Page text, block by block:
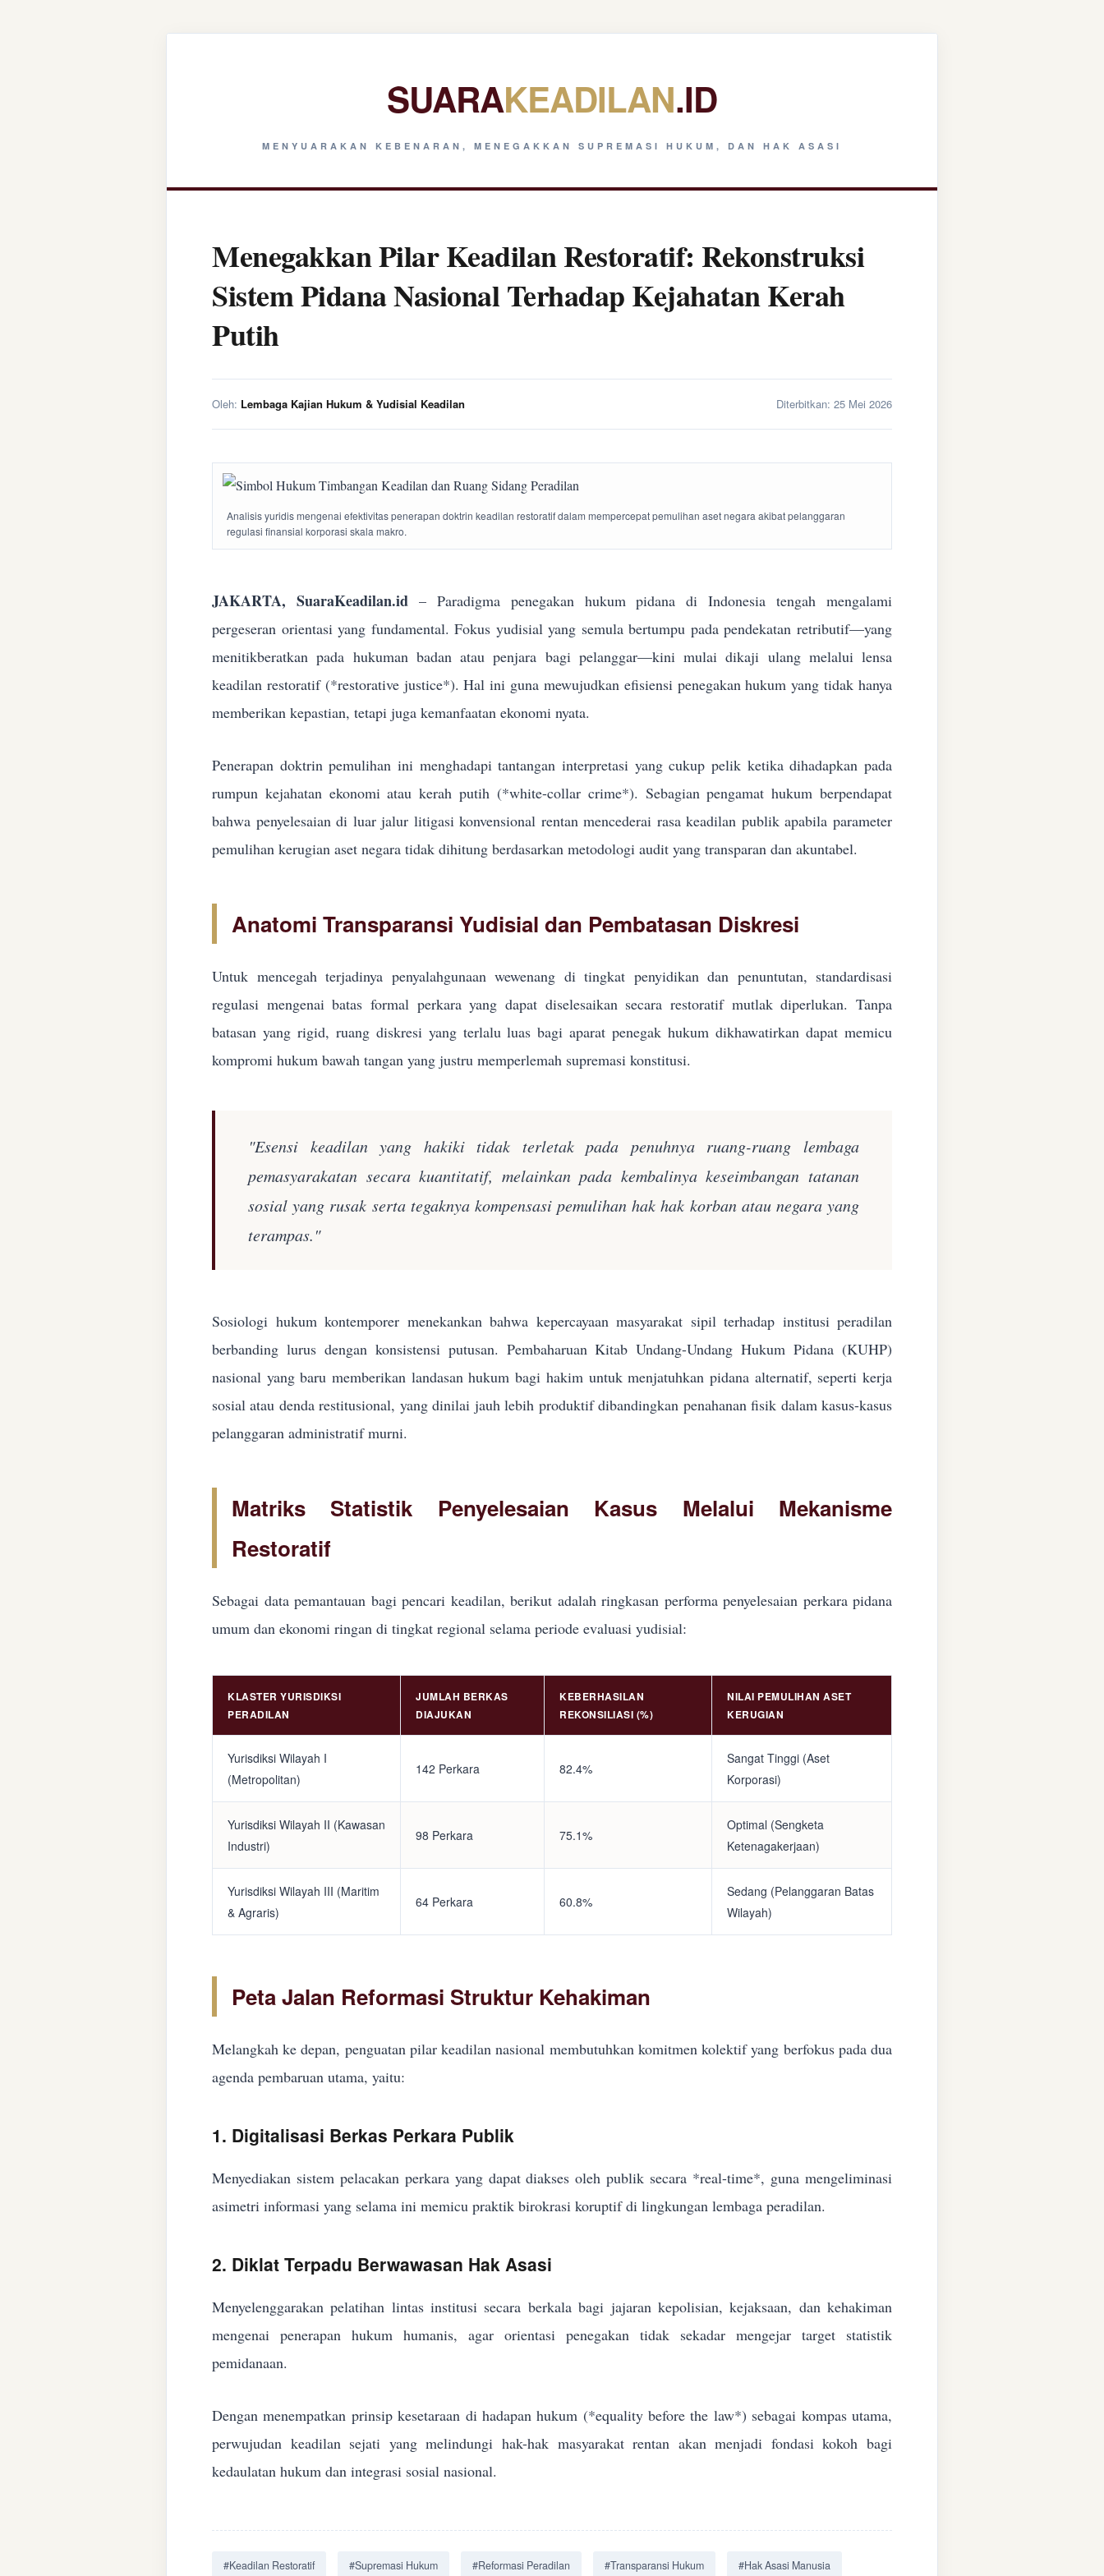
SUARAKEADILAN.ID
MENYUARAKAN KEBENARAN, MENEGAKKAN SUPREMASI HUKUM, DAN HAK ASASI
Menegakkan Pilar Keadilan Restoratif: Rekonstruksi
Sistem Pidana Nasional Terhadap Kejahatan Kerah
Putih
Oleh: Lembaga Kajian Hukum & Yudisial Keadilan Diterbitkan: 25 Mei 2026
Analisis yuridis mengenai efektivitas penerapan doktrin keadilan restoratif dalam mempercepat pemulihan aset negara akibat pelanggaran
regulasi finansial korporasi skala makro.
JAKARTA, SuaraKeadilan.id– Paradigma penegakan hukum pidana di Indonesia tengah mengalami
pergeseran orientasi yang fundamental. Fokus yudisial yang semula bertumpu pada pendekatan retributif—yang
menitikberatkan pada hukuman badan atau penjara bagi pelanggar—kini mulai dikaji ulang melalui lensa
keadilan restoratif (*restorative justice*). Hal ini guna mewujudkan efisiensi penegakan hukum yang tidak hanya
memberikan kepastian, tetapi juga kemanfaatan ekonomi nyata.
Penerapan doktrin pemulihan ini menghadapi tantangan interpretasi yang cukup pelik ketika dihadapkan pada
rumpun kejahatan ekonomi atau kerah putih (*white-collar crime*). Sebagian pengamat hukum berpendapat
bahwa penyelesaian di luar jalur litigasi konvensional rentan mencederai rasa keadilan publik apabila parameter
pemulihan kerugian aset negara tidak dihitung berdasarkan metodologi audit yang transparan dan akuntabel.
Anatomi Transparansi Yudisial dan Pembatasan Diskresi
Untuk mencegah terjadinya penyalahgunaan wewenang di tingkat penyidikan dan penuntutan, standardisasi
regulasi mengenai batas formal perkara yang dapat diselesaikan secara restoratif mutlak diperlukan. Tanpa
batasan yang rigid, ruang diskresi yang terlalu luas bagi aparat penegak hukum dikhawatirkan dapat memicu
kompromi hukum bawah tangan yang justru memperlemah supremasi konstitusi.
"Esensi keadilan yang hakiki tidak terletak pada penuhnya ruang-ruang lembaga
pemasyarakatan secara kuantitatif, melainkan pada kembalinya keseimbangan tatanan
sosial yang rusak serta tegaknya kompensasi pemulihan hak hak korban atau negara yang
terampas."
Sosiologi hukum kontemporer menekankan bahwa kepercayaan masyarakat sipil terhadap institusi peradilan
berbanding lurus dengan konsistensi putusan. Pembaharuan Kitab Undang-Undang Hukum Pidana (KUHP)
nasional yang baru memberikan landasan hukum bagi hakim untuk menjatuhkan pidana alternatif, seperti kerja
sosial atau denda restitusional, yang dinilai jauh lebih produktif dibandingkan penahanan fisik dalam kasus-kasus
pelanggaran administratif murni.
Matriks Statistik Penyelesaian Kasus Melalui Mekanisme
Restoratif
Sebagai data pemantauan bagi pencari keadilan, berikut adalah ringkasan performa penyelesaian perkara pidana
umum dan ekonomi ringan di tingkat regional selama periode evaluasi yudisial:
KLASTER YURISDIKSI
PERADILAN
JUMLAH BERKAS
DIAJUKAN
KEBERHASILAN
REKONSILIASI (%)
NILAI PEMULIHAN ASET
KERUGIAN
Yurisdiksi Wilayah I
(Metropolitan)
142 Perkara 82.4%
Sangat Tinggi (Aset
Korporasi)
Yurisdiksi Wilayah II (Kawasan
Industri)
98 Perkara 75.1%
Optimal (Sengketa
Ketenagakerjaan)
Yurisdiksi Wilayah III (Maritim
& Agraris)
64 Perkara 60.8%
Sedang (Pelanggaran Batas
Wilayah)
Peta Jalan Reformasi Struktur Kehakiman
Melangkah ke depan, penguatan pilar keadilan nasional membutuhkan komitmen kolektif yang berfokus pada dua
agenda pembaruan utama, yaitu:
1. Digitalisasi Berkas Perkara Publik
Menyediakan sistem pelacakan perkara yang dapat diakses oleh publik secara *real-time*, guna mengeliminasi
asimetri informasi yang selama ini memicu praktik birokrasi koruptif di lingkungan lembaga peradilan.
2. Diklat Terpadu Berwawasan Hak Asasi
Menyelenggarakan pelatihan lintas institusi secara berkala bagi jajaran kepolisian, kejaksaan, dan kehakiman
mengenai penerapan hukum humanis, agar orientasi penegakan tidak sekadar mengejar target statistik
pemidanaan.
Dengan menempatkan prinsip kesetaraan di hadapan hukum (*equality before the law*) sebagai kompas utama,
perwujudan keadilan sejati yang melindungi hak-hak masyarakat rentan akan menjadi fondasi kokoh bagi
kedaulatan hukum dan integrasi sosial nasional.
#Keadilan Restoratif #Supremasi Hukum #Reformasi Peradilan #Transparansi Hukum #Hak Asasi Manusia